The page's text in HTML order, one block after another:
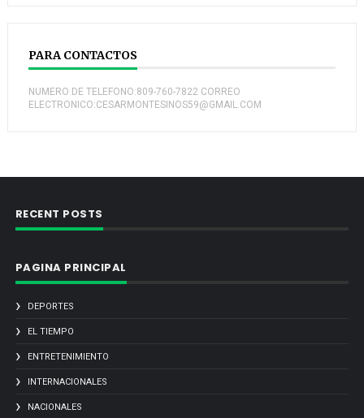
PARA CONTACTOS
NUMERO DE TELEFONO:809-760-7822 CORREO
ELECTRONICO:CESARMONTESINOS59@GMAIL.COM
RECENT POSTS
PAGINA PRINCIPAL
DEPORTES
EL TIEMPO
ENTRETENIMIENTO
INTERNACIONALES
NACIONALES